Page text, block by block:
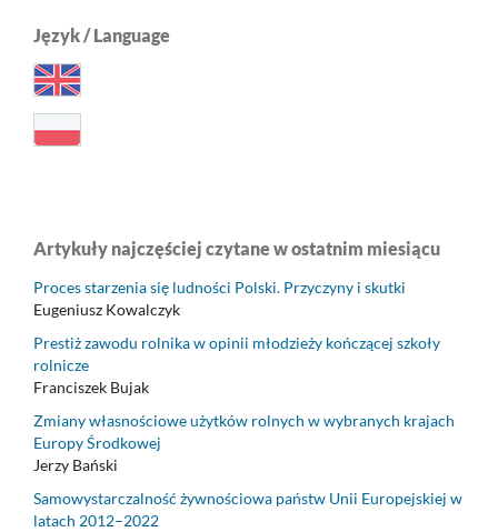
Język / Language
Artykuły najczęściej czytane w ostatnim miesiącu
Proces starzenia się ludności Polski. Przyczyny i skutki
Eugeniusz Kowalczyk
Prestiż zawodu rolnika w opinii młodzieży kończącej szkoły
rolnicze
Franciszek Bujak
Zmiany własnościowe użytków rolnych w wybranych krajach
Europy Środkowej
Jerzy Bański
Samowystarczalność żywnościowa państw Unii Europejskiej w
latach 2012–2022